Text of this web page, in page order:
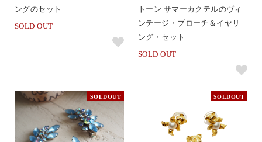
ングのセット
SOLD OUT
トーン サマーカクテルのヴィ
ンテージ・ブローチ＆イヤリ
ング・セット
SOLD OUT
SOLDOUT SOLDOUT